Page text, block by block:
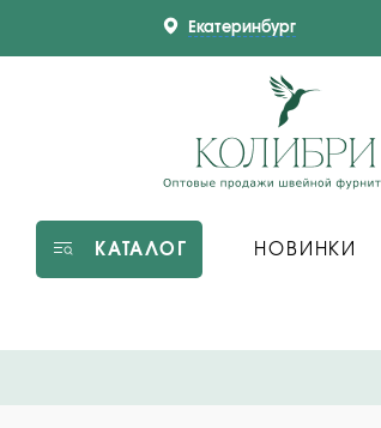
Екатеринбург
КАТАЛОГ НОВИНКИ